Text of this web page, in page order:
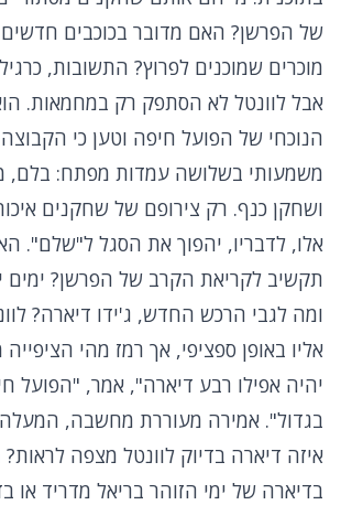
של הפרשן? האם מדובר בכוכבים
מוכרים שמוכנים לפרוץ? התשובות,
אבל לוונטל לא הסתפק רק במחמאות.
הנוכחי של הפועל חיפה וטען כי הקבוצה
משמעותי בשלושה עמדות מפתח: בלם,
ושחקן כנף. רק צירופם של שחקנים
אלו, לדבריו, יהפוך את הסגל ל"שלם".
תקשיב לקריאת הקרב של הפרשן? ימים
ומה לגבי הרכש החדש, ג'ידו דיארה?
אליו באופן ספציפי, אך רמז מהי
יהיה אפילו רבע דיארה", אמר, "הפועל
בגדול". אמירה מעוררת מחשבה,
איזה דיארה בדיוק לוונטל מצפה
בדיארה של ימי הזוהר בריאל מדריד או